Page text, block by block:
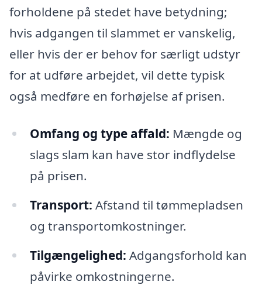
forholdene på stedet have betydning;
hvis adgangen til slammet er vanskelig,
eller hvis der er behov for særligt udstyr
for at udføre arbejdet, vil dette typisk
også medføre en forhøjelse af prisen.
Omfang og type affald: Mængde og
slags slam kan have stor indflydelse
på prisen.
Transport: Afstand til tømmepladsen
og transportomkostninger.
Tilgængelighed: Adgangsforhold kan
påvirke omkostningerne.